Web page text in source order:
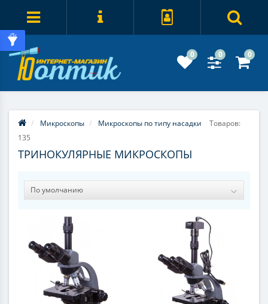
0 0 0
Микроскопы Микроскопы по типу насадки
Товаров:
135
ТРИНОКУЛЯРНЫЕ МИКРОСКОПЫ